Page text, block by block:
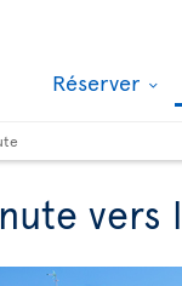
Réserver
vers